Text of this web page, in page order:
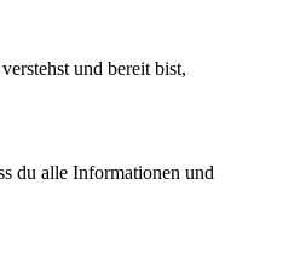
und bereit bist,
du alle Informationen und